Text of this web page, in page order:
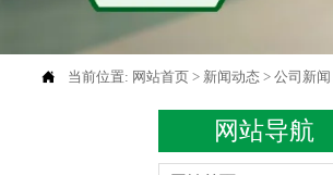
 当前位置: 网站首页> 新闻动态> 公司新闻
网站导航